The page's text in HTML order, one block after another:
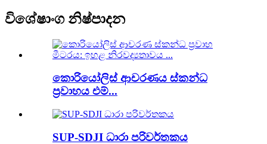
විශේෂාංග නිෂ්පාදන
කොරියෝලිස් ආචරණය ස්කන්ධ
ප්‍රවාහය එම්...
SUP-SDJI ධාරා පරිවර්තකය